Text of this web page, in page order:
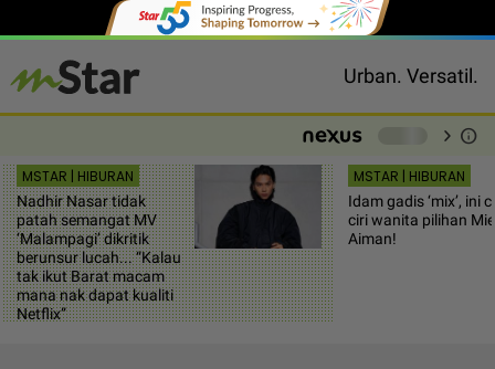
Urban. Versatil.
chevron_right info
MSTAR | HIBURAN
Nadhir Nasar tidak
patah semangat MV
‘Malampagi’ dikritik
berunsur lucah... “Kalau
tak ikut Barat macam
mana nak dapat kualiti
Netflix”
MSTAR | HIBURAN
Idam gadis ‘mix’, ini
ciri wanita pilihan
Aiman!